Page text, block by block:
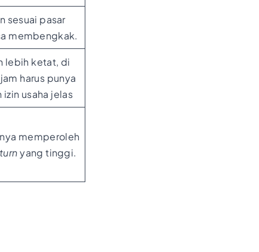
sesuai pasar
membengkak.
lebih ketat, di
harus punya
izin usaha jelas
memperoleh
yang tinggi.